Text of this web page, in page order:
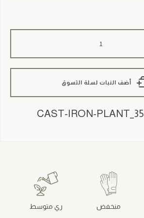
أضف النبات لسلة التسوق
CAST-IRON-PLANT_35
منخفض ري متوسط